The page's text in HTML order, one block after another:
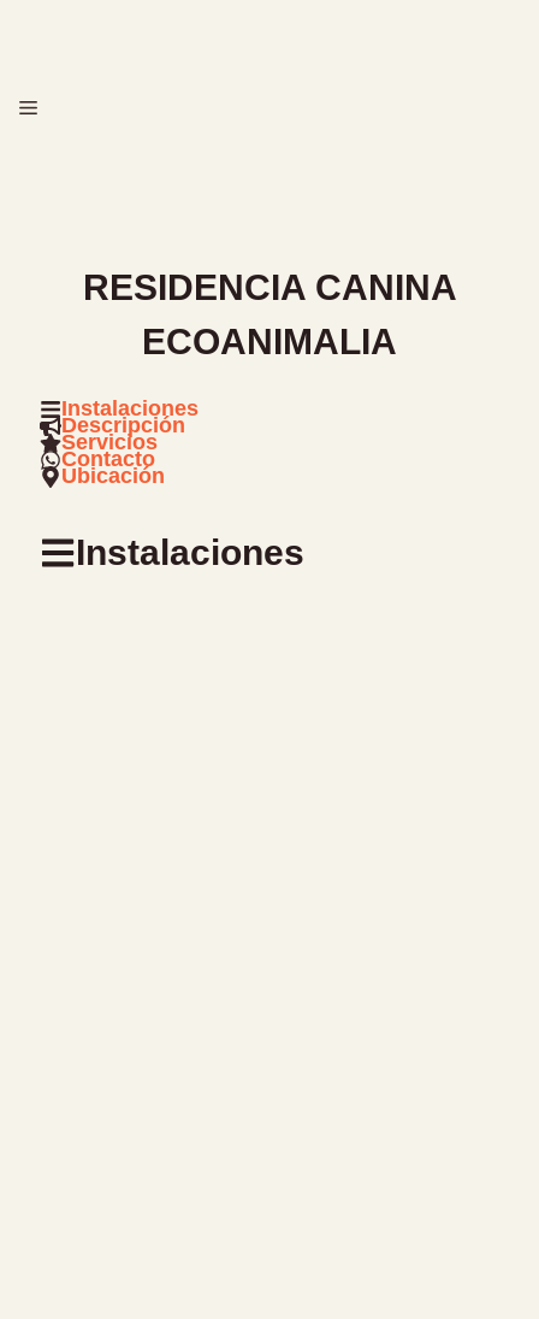
MENÚ
RESIDENCIA CANINA
ECOANIMALIA
Instalaciones
Descripción
Servicios
Contacto
Ubicación
Instalaciones